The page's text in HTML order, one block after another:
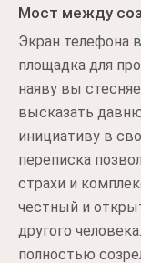
Мост между
Экран телефона
площадка для
наяву вы
высказать
инициативу в
переписка
страхи и
честный и
другого
полностью